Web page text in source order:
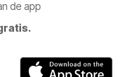
de app